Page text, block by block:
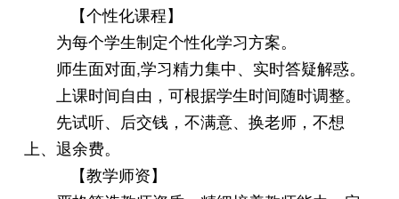
【个性化课程】
为每个学生制定个性化学习方案。
师生面对面,学习精力集中、实时答疑解惑。
上课时间自由，可根据学生时间随时调整。
先试听、后交钱，不满意、换老师，不想
上、退余费。
【教学师资】